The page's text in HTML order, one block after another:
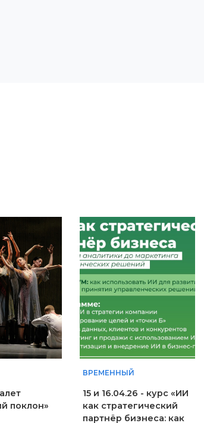
поклон»
ВРЕМЕННЫЙ
15 и 16.04.26 - курс «ИИ
как стратегический
партнёр бизнеса: как